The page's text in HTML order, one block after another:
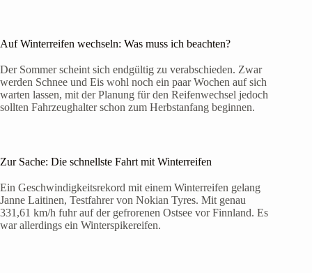
Auf Winterreifen wechseln: Was muss ich beachten?
Der Sommer scheint sich endgültig zu verabschieden. Zwar
werden Schnee und Eis wohl noch ein paar Wochen auf sich
warten lassen, mit der Planung für den Reifenwechsel jedoch
sollten Fahrzeughalter schon zum Herbstanfang beginnen.
Zur Sache: Die schnellste Fahrt mit Winterreifen
Ein Geschwindigkeitsrekord mit einem Winterreifen gelang
Janne Laitinen, Testfahrer von Nokian Tyres. Mit genau
331,61 km/h fuhr auf der gefrorenen Ostsee vor Finnland. Es
war allerdings ein Winterspikereifen.